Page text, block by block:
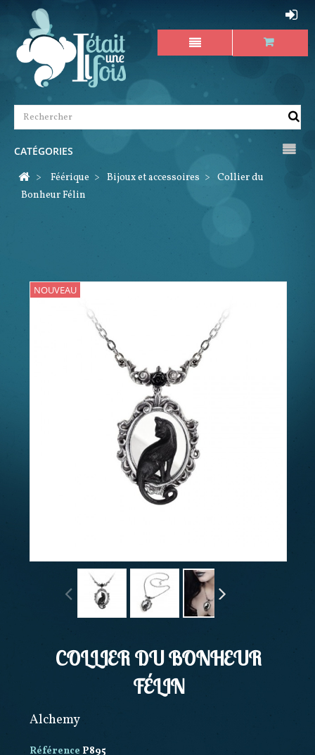
CATÉGORIES
>
Féérique > Bijoux et accessoires > Collier du
Bonheur Félin
NOUVEAU
COLLIER DU BONHEUR
FÉLIN
Alchemy
Référence P895